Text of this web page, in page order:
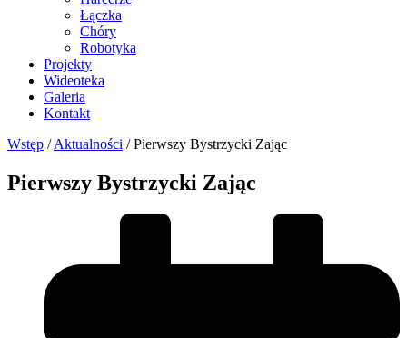
Łączka
Chóry
Robotyka
Projekty
Wideoteka
Galeria
Kontakt
Wstęp / Aktualności / Pierwszy Bystrzycki Zając
Pierwszy Bystrzycki Zając